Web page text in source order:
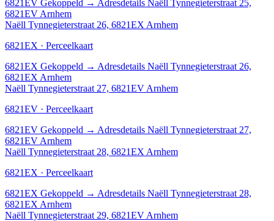
6821EV Gekoppeld → Adresdetails Naëll Tynnegieterstraat 25,
6821EV Arnhem
Naëll Tynnegieterstraat 26, 6821EX Arnhem
6821EX · Perceelkaart
6821EX Gekoppeld → Adresdetails Naëll Tynnegieterstraat 26,
6821EX Arnhem
Naëll Tynnegieterstraat 27, 6821EV Arnhem
6821EV · Perceelkaart
6821EV Gekoppeld → Adresdetails Naëll Tynnegieterstraat 27,
6821EV Arnhem
Naëll Tynnegieterstraat 28, 6821EX Arnhem
6821EX · Perceelkaart
6821EX Gekoppeld → Adresdetails Naëll Tynnegieterstraat 28,
6821EX Arnhem
Naëll Tynnegieterstraat 29, 6821EV Arnhem